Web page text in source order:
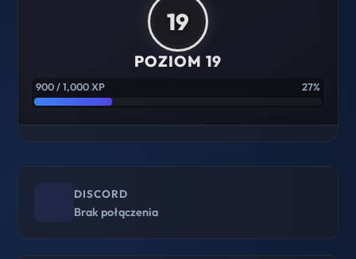
19
POZIOM 19
900 / 1,000 XP 27%
DISCORD
Brak połączenia